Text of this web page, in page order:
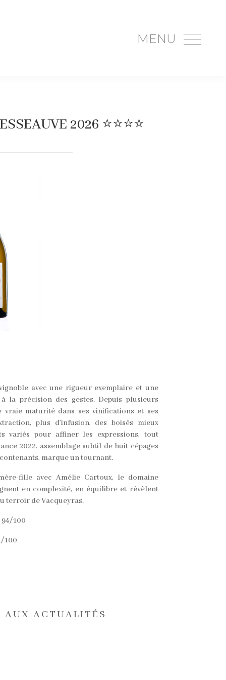
MENU
2026 ⭐️⭐️⭐️⭐️
avec une rigueur exemplaire et une
la précision des gestes. Depuis plusieurs
vraie maturité dans ses vinifications et ses
plus d’infusion, des boisés mieux
variés pour affiner les expressions, tout
2022. assemblage subtil de huit cépages
marque un tournant.
fille avec Amélie Cartoux, le domaine
en complexité, en équilibre et révèlent
terroir de Vacqueyras.
100
100
AUX ACTUALITÉS